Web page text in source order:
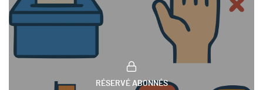
RÉSERVÉ ABONNÉS